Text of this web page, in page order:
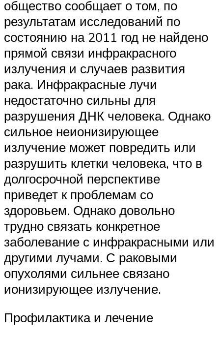
общество сообщает о том, по
результатам исследований по
состоянию на 2011 год не найдено
прямой связи инфракрасного
излучения и случаев развития
рака. Инфракрасные лучи
недостаточно сильны для
разрушения ДНК человека. Однако
сильное неионизирующее
излучение может повредить или
разрушить клетки человека, что в
долгосрочной перспективе
приведет к проблемам со
здоровьем. Однако довольно
трудно связать конкретное
заболевание с инфракрасными или
другими лучами. С раковыми
опухолями сильнее связано
ионизирующее излучение.
Профилактика и лечение